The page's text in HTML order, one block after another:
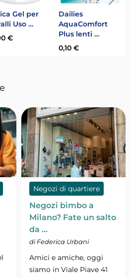
Gel per
Uso …
€
Dailies
AquaComfort
Plus lenti …
0,10 €
Negozi di quartiere
Negozi bimbo a
Milano? Fate un salto
da …
di Federica Urbani
Amici e amiche, oggi
siamo in Viale Piave 41